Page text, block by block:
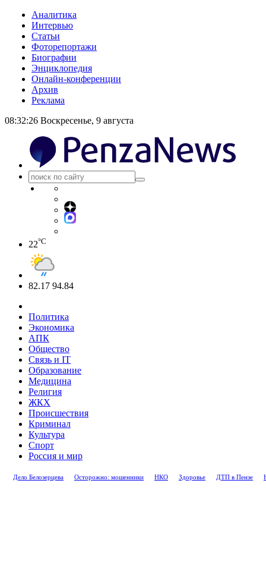
Аналитика
Интервью
Статьи
Фоторепортажи
Биографии
Энциклопедия
Онлайн-конференции
Архив
Реклама
08:32:26 Воскресенье, 9 августа
22°C
82.17 94.84
Политика
Экономика
АПК
Общество
Связь и IT
Образование
Медицина
Религия
ЖКХ
Происшествия
Криминал
Культура
Спорт
Россия и мир
Дело Белозерцева Осторожно: мошенники НКО Здоровье ДТП в Пензе